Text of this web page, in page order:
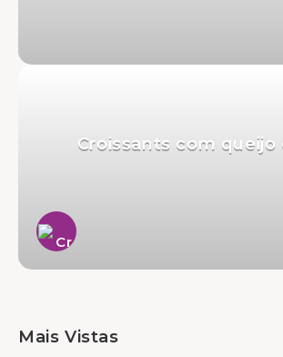
Croissants com queijo
Mais Vistas